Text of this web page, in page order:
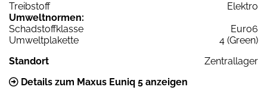
Treibstoff
Elektro
Umweltnormen:
Schadstoffklasse
Euro6
Umweltplakette
4 (Green)
Standort
Zentrallager
Details zum Maxus Euniq 5 anzeigen